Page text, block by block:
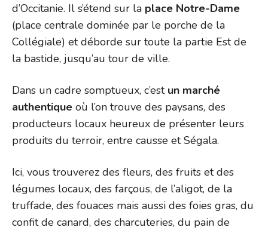
d’Occitanie. Il s’étend sur la place Notre-Dame
(place centrale dominée par le porche de la
Collégiale) et déborde sur toute la partie Est de
la bastide, jusqu’au tour de ville.
Dans un cadre somptueux, c’estun marché
authentique où l’on trouve des paysans, des
producteurs locaux heureux de présenter leurs
produits du terroir, entre causse et Ségala.
Ici, vous trouverez des fleurs, des fruits et des
légumes locaux, des farçous, de l’aligot, de la
truffade, des fouaces mais aussi des foies gras, du
confit de canard, des charcuteries, du pain de